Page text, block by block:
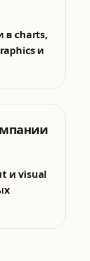
в charts,
и
и visual